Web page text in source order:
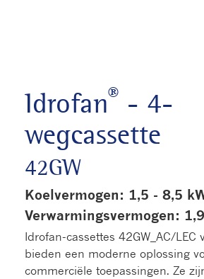
Idrofan® - 4-
wegcassette
42GW
Koelvermogen: 1,5 - 8,5
Verwarmingsvermogen:
Idrofan-cassettes 42GW_AC/LEC
bieden een moderne oplossing
commerciële toepassingen. Ze